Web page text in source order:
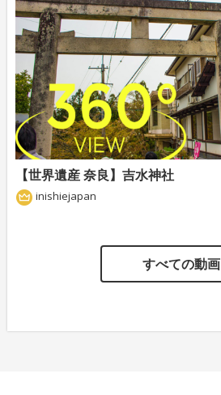
【世界遺産 奈良】吉水神社
inishiejapan
すべての動画